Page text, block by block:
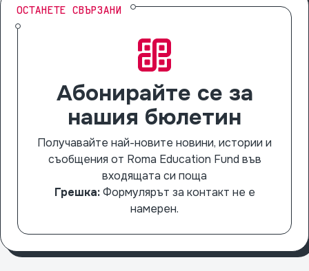
ОСТАНЕТЕ СВЪРЗАНИ
Абонирайте се за
нашия бюлетин
Получавайте най-новите новини, истории и
съобщения от Roma Education Fund във
входящата си поща
Грешка:Формулярът за контакт не е
намерен.